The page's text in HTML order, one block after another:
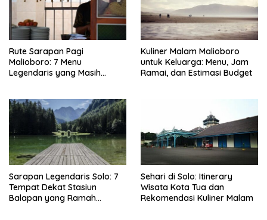
Rute Sarapan Pagi
Malioboro: 7 Menu
Legendaris yang Masih
Kuliner Malam Malioboro
untuk Keluarga: Menu, Jam
Ramai, dan Estimasi Budget
Sarapan Legendaris Solo: 7
Tempat Dekat Stasiun
Balapan yang Ramah
Sehari di Solo: Itinerary
Wisata Kota Tua dan
Rekomendasi Kuliner Malam